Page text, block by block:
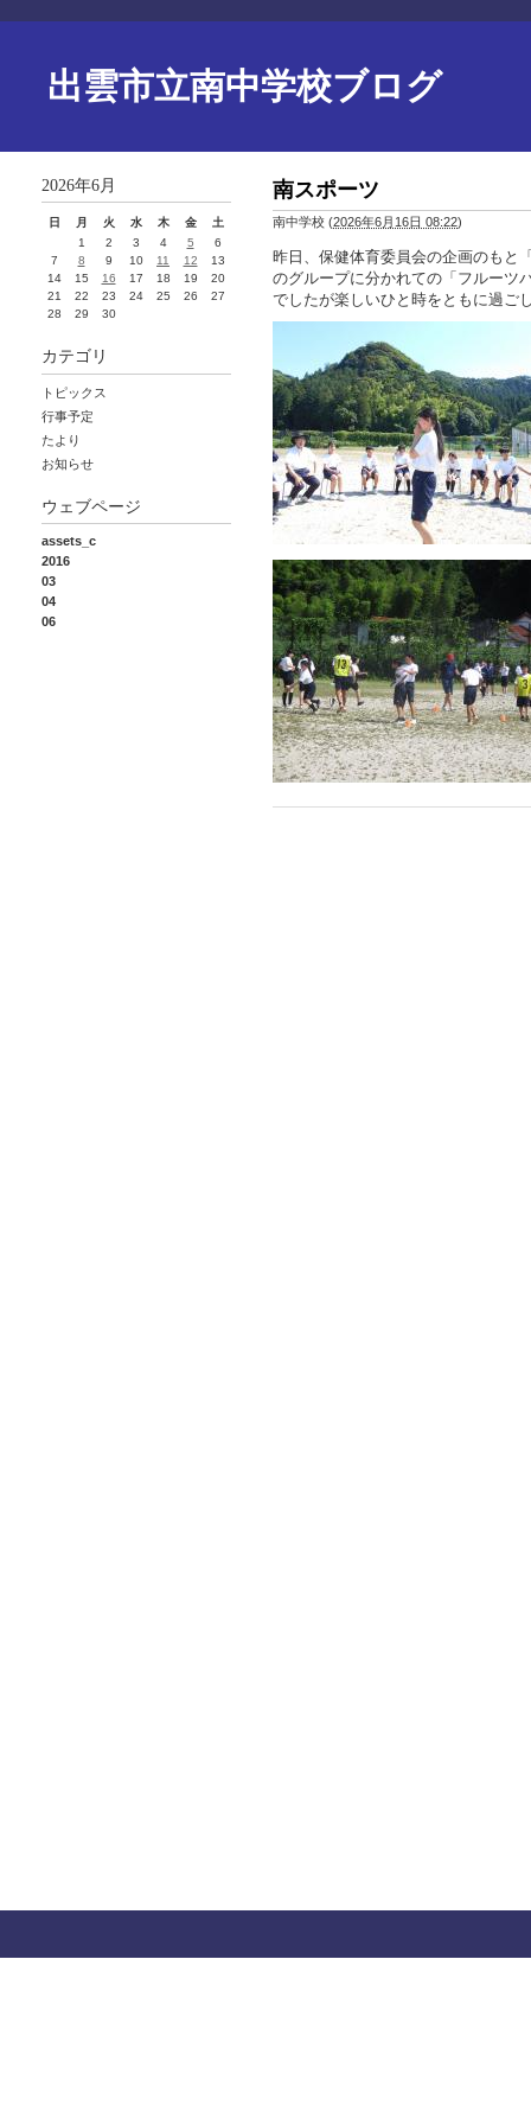
出雲市立南中学校ブログ
南スポーツ
南中学校 (2026年6月16日 08:22)
昨日、保健体育委員会の企画のもと
のグループに分かれての「フルーツ
でしたが楽しいひと時をともに過ご
2026年6月
日 月 火 水 木 金
土
1
2 3 4 5
6
7
8 9 10 11 12
13
14
15 16 17 18 19
20
21
22 23 24 25 26
27
28
29 30
カテゴリ
トピックス
行事予定
たより
お知らせ
ウェブページ
assets_c
2016
03
04
06